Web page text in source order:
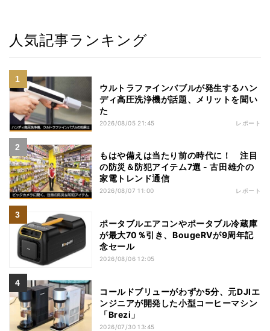
人気記事ランキング
ウルトラファインバブルが発生するハン
ディ高圧洗浄機が話題、メリットを聞い
た
2026/08/05 21:45 レポート
もはや備えは当たり前の時代に！ 注目
の防災＆防犯アイテム7選 - 古田雄介の
家電トレンド通信
2026/08/07 11:00 レポート
ポータブルエアコンやポータブル冷蔵庫
が最大70％引き、BougeRVが9周年記
念セール
2026/08/06 12:05
コールドブリューがわずか5分、元DJIエ
ンジニアが開発した小型コーヒーマシン
「Brezi」
2026/07/30 13:45